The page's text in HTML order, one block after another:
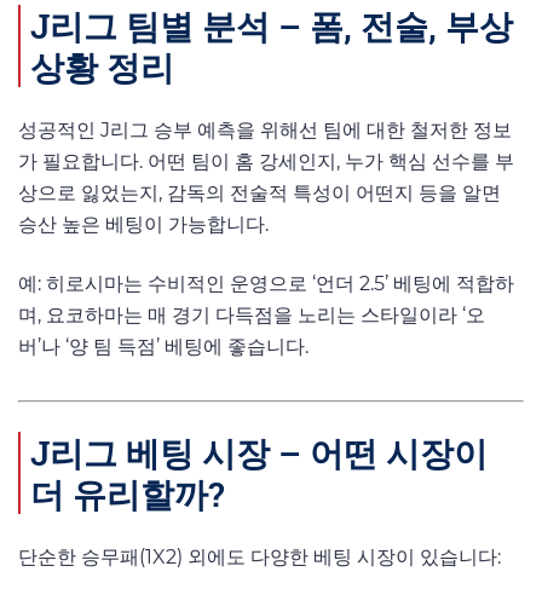
J리그 팀별 분석 – 폼, 전술, 부상
상황 정리
성공적인 J리그 승부 예측을 위해선 팀에 대한 철저한 정보
가 필요합니다. 어떤 팀이 홈 강세인지, 누가 핵심 선수를 부
상으로 잃었는지, 감독의 전술적 특성이 어떤지 등을 알면
승산 높은 베팅이 가능합니다.
예: 히로시마는 수비적인 운영으로 ‘언더 2.5’ 베팅에 적합하
며, 요코하마는 매 경기 다득점을 노리는 스타일이라 ‘오
버’나 ‘양 팀 득점’ 베팅에 좋습니다.
J리그 베팅 시장 – 어떤 시장이
더 유리할까?
단순한 승무패(1X2) 외에도 다양한 베팅 시장이 있습니다: